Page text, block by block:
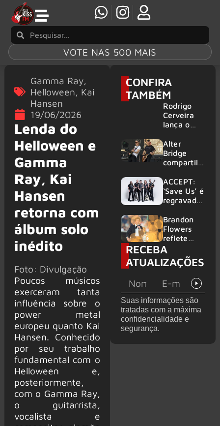
VOTE NAS 500 MAIS
Gamma Ray,
Helloween, Kai
Hansen
19/06/2026
Lenda do
Helloween e
Gamma
Ray, Kai
Hansen
retorna com
álbum solo
inédito
Foto: Divulgação
Poucos músicos
exerceram tanta
influência sobre o
power metal
europeu quanto Kai
Hansen. Conhecido
por seu trabalho
fundamental com o
Helloween e,
posteriormente,
com o Gamma Ray,
o guitarrista,
vocalista e
CONFIRA
TAMBÉM
Rodrigo
Cerveira
lança o
Searcher”
Alter
Bridge
compartilh
vivo de
“Fortress”
gravada
am Ring
2026
ACCEPT:
‘Save Us’ é
regravada
membros
do GHOST
e KORN
Brandon
Flowers
reflete
sobre o
futuro e
levanta
de de
deixar os
palcos
RECEBA
ATUALIZAÇÕES
Suas informações são
tratadas com a máxima
confidencialidade e
segurança.